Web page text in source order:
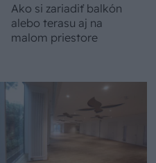
Ako si zariadiť balkón
alebo terasu aj na
malom priestore